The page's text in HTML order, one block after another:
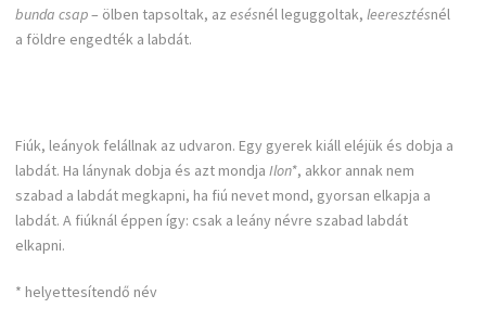
bunda csap– ölben tapsoltak, az esésnél leguggoltak, leeresztésnél
a földre engedték a labdát.
Fiúk, leányok felállnak az udvaron. Egy gyerek kiáll eléjük és dobja a
labdát. Ha lánynak dobja és azt mondja Ilon*, akkor annak nem
szabad a labdát megkapni, ha fiú nevet mond, gyorsan elkapja a
labdát. A fiúknál éppen így: csak a leány névre szabad labdát
elkapni.
* helyettesítendő név